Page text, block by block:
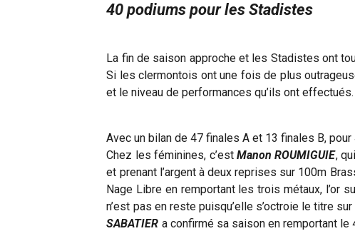
40 podiums pour les Stadistes
La fin de saison approche et les Stadistes ont
Si les clermontois ont une fois de plus
et le niveau de performances qu’ils ont effectués.
Avec un bilan de 47 finales A et 13 finales B,
Chez les féminines, c’estManon ROUMIGUIE,
et prenant l’argent à deux reprises sur 100m
Nage Libre en remportant les trois métaux, l’or
n’est pas en reste puisqu’elle s’octroie le titre
SABATIER a confirmé sa saison en remportant le